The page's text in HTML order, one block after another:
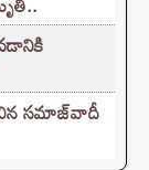
సమాజ్‌వాదీ